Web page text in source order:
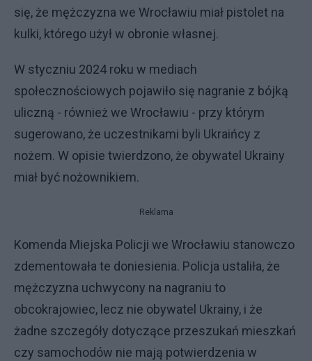
się, że mężczyzna we Wrocławiu miał pistolet na
kulki, którego użył w obronie własnej.
W styczniu 2024 roku w mediach
społecznościowych pojawiło się nagranie z bójką
uliczną - również we Wrocławiu - przy którym
sugerowano, że uczestnikami byli Ukraińcy z
nożem. W opisie twierdzono, że obywatel Ukrainy
miał być nożownikiem.
Reklama
Komenda Miejska Policji we Wrocławiu stanowczo
zdementowała te doniesienia. Policja ustaliła, że
mężczyzna uchwycony na nagraniu to
obcokrajowiec, lecz nie obywatel Ukrainy, i że
żadne szczegóły dotyczące przeszukań mieszkań
czy samochodów nie mają potwierdzenia w